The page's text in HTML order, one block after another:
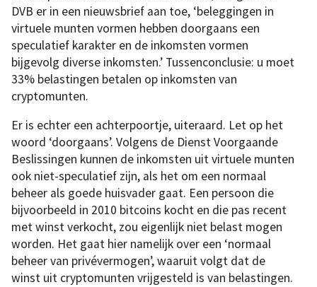
DVB er in een nieuwsbrief aan toe, ‘beleggingen in
virtuele munten vormen hebben doorgaans een
speculatief karakter en de inkomsten vormen
bijgevolg diverse inkomsten.’ Tussenconclusie: u moet
33% belastingen betalen op inkomsten van
cryptomunten.
Er is echter een achterpoortje, uiteraard. Let op het
woord ‘doorgaans’. Volgens de Dienst Voorgaande
Beslissingen kunnen de inkomsten uit virtuele munten
ook niet-speculatief zijn, als het om een normaal
beheer als goede huisvader gaat. Een persoon die
bijvoorbeeld in 2010 bitcoins kocht en die pas recent
met winst verkocht, zou eigenlijk niet belast mogen
worden. Het gaat hier namelijk over een ‘normaal
beheer van privévermogen’, waaruit volgt dat de
winst uit cryptomunten vrijgesteld is van belastingen.